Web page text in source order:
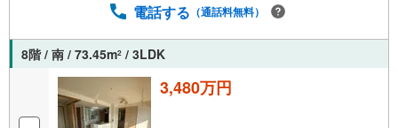
電話する （通話料無料）
8階 / 南 / 73.45m2 / 3LDK
3,480万円